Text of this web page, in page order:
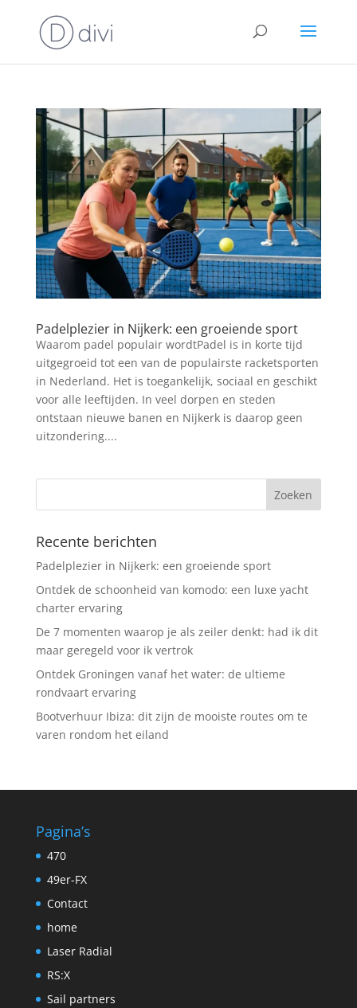
Padelplezier in Nijkerk: een groeiende sport
Waarom padel populair wordtPadel is in korte tijd
uitgegroeid tot een van de populairste racketsporten
in Nederland. Het is toegankelijk, sociaal en geschikt
voor alle leeftijden. In veel dorpen en steden
ontstaan nieuwe banen en Nijkerk is daarop geen
uitzondering....
Recente berichten
Padelplezier in Nijkerk: een groeiende sport
Ontdek de schoonheid van komodo: een luxe yacht
charter ervaring
De 7 momenten waarop je als zeiler denkt: had ik dit
maar geregeld voor ik vertrok
Ontdek Groningen vanaf het water: de ultieme
rondvaart ervaring
Bootverhuur Ibiza: dit zijn de mooiste routes om te
varen rondom het eiland
Pagina’s
470
49er-FX
Contact
home
Laser Radial
RS:X
Sail partners